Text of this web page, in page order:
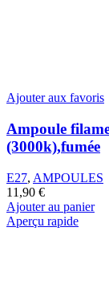
Ajouter aux favoris
Ampoule
(3000k),fumée
E27, AMPOULES
11,90 €
Ajouter au panier
Aperçu rapide